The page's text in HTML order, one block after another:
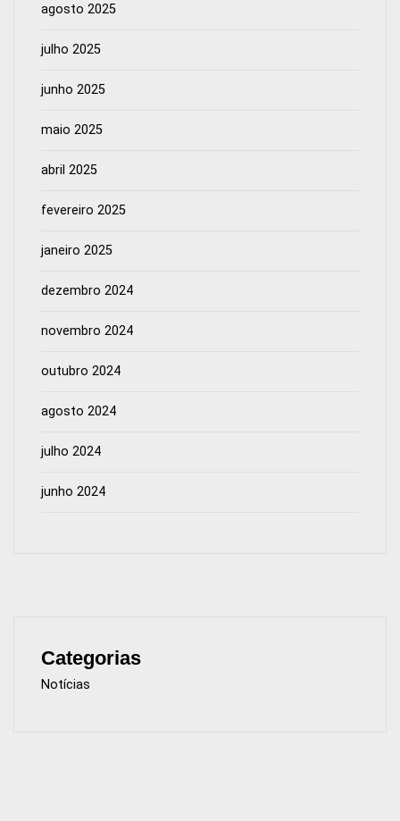
agosto 2025
julho 2025
junho 2025
maio 2025
abril 2025
fevereiro 2025
janeiro 2025
dezembro 2024
novembro 2024
outubro 2024
agosto 2024
julho 2024
junho 2024
Categorias
Notícias